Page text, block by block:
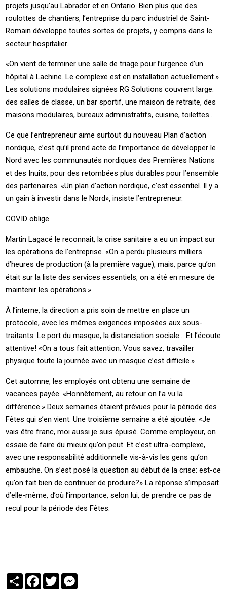
projets jusqu’au Labrador et en Ontario. Bien plus que des
roulottes de chantiers, l’entreprise du parc industriel de Saint-
Romain développe toutes sortes de projets, y compris dans le
secteur hospitalier.
«On vient de terminer une salle de triage pour l’urgence d’un
hôpital à Lachine. Le complexe est en installation actuellement.»
Les solutions modulaires signées RG Solutions couvrent large:
des salles de classe, un bar sportif, une maison de retraite, des
maisons modulaires, bureaux administratifs, cuisine, toilettes…
Ce que l’entrepreneur aime surtout du nouveau Plan d’action
nordique, c’est qu’il prend acte de l’importance de développer le
Nord avec les communautés nordiques des Premières Nations
et des Inuits, pour des retombées plus durables pour l’ensemble
des partenaires. «Un plan d’action nordique, c’est essentiel. Il y a
un gain à investir dans le Nord», insiste l’entrepreneur.
COVID oblige
Martin Lagacé le reconnaît, la crise sanitaire a eu un impact sur
les opérations de l’entreprise. «On a perdu plusieurs milliers
d’heures de production (à la première vague), mais, parce qu’on
était sur la liste des services essentiels, on a été en mesure de
maintenir les opérations.»
À l’interne, la direction a pris soin de mettre en place un
protocole, avec les mêmes exigences imposées aux sous-
traitants. Le port du masque, la distanciation sociale… Et l’écoute
attentive! «On a tous fait attention. Vous savez, travailler
physique toute la journée avec un masque c’est difficile.»
Cet automne, les employés ont obtenu une semaine de
vacances payée. «Honnêtement, au retour on l’a vu la
différence.» Deux semaines étaient prévues pour la période des
Fêtes qui s’en vient. Une troisième semaine a été ajoutée. «Je
vais être franc, moi aussi je suis épuisé. Comme employeur, on
essaie de faire du mieux qu’on peut. Et c’est ultra-complexe,
avec une responsabilité additionnelle vis-à-vis les gens qu’on
embauche. On s’est posé la question au début de la crise: est-ce
qu’on fait bien de continuer de produire?» La réponse s’imposait
d’elle-même, d’où l’importance, selon lui, de prendre ce pas de
recul pour la période des Fêtes.
PartagerFacebook
Twitter